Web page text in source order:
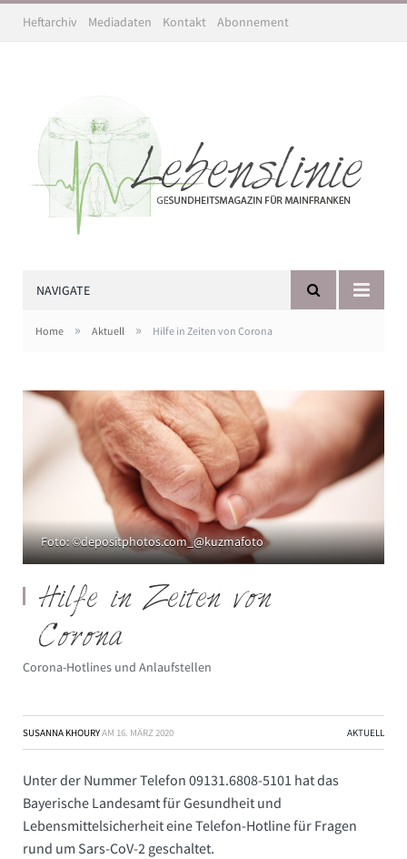
Heftarchiv Mediadaten Kontakt Abonnement
NAVIGATE
Home » Aktuell » Hilfe in Zeiten von Corona
Foto: ©depositphotos.com_@kuzmafoto
Hilfe in Zeiten von
Corona
Corona-Hotlines und Anlaufstellen
SUSANNA KHOURYAM 16. MÄRZ 2020 AKTUELL
Unter der Nummer Telefon 09131.6808-5101 hat das
Bayerische Landesamt für Gesundheit und
Lebensmittelsicherheit eine Telefon-Hotline für Fragen
rund um Sars-CoV-2 geschaltet.